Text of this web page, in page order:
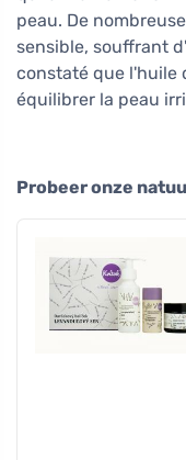
peau. De
sensible, souffrant
constaté que l'huile
équilibrer la peau
Probeer onze